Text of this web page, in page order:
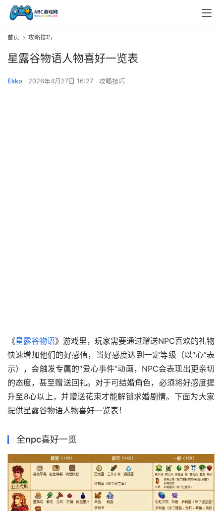
首页 攻略技巧
星露谷物语人物喜好一览表
Ekko 2026年4月27日 16:27 攻略技巧
‌《星露谷物语》游戏里，玩家需要通过赠送NPC喜欢的礼物
快速增加他们的好感值，当好感度达到一定等级（以“心”表
示），会触发专属的“爱心事件”动画，NPC会表现出更亲切
的态度，甚至赠送回礼。对于可结婚角色，必须将好感度提
升至8心以上，并赠送花束才能解锁求婚剧情。下面为大家
提供星露谷物语人物喜好一览表！
全npc喜好一览